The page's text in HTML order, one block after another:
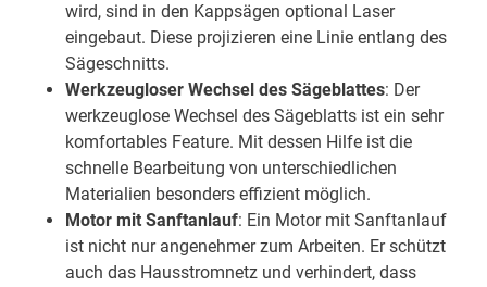
wird, sind in den Kappsägen optional Laser
eingebaut. Diese projizieren eine Linie entlang des
Sägeschnitts.
Werkzeugloser Wechsel des Sägeblattes: Der
werkzeuglose Wechsel des Sägeblatts ist ein sehr
komfortables Feature. Mit dessen Hilfe ist die
schnelle Bearbeitung von unterschiedlichen
Materialien besonders effizient möglich.
Motor mit Sanftanlauf: Ein Motor mit Sanftanlauf
ist nicht nur angenehmer zum Arbeiten. Er schützt
auch das Hausstromnetz und verhindert, dass